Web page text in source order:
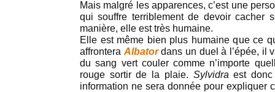
Mais malgré les apparences, c’est une
qui souffre terriblement de devoir cacher
manière, elle est très humaine.
Elle est même bien plus humaine que ce
affrontera Albatordans un duel à l’épée, il
du sang vert couler comme n’importe
rouge sortir de la plaie. Sylvidraest
information ne sera donnée pour expliquer